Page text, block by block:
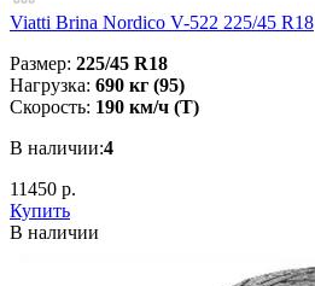
Viatti Brina Nordico V-522 225/45 R18
Размер: 225/45 R18
Нагрузка: 690 кг (95)
Скорость: 190 км/ч (T)
В наличии:4
11450 р.
Купить
В наличии